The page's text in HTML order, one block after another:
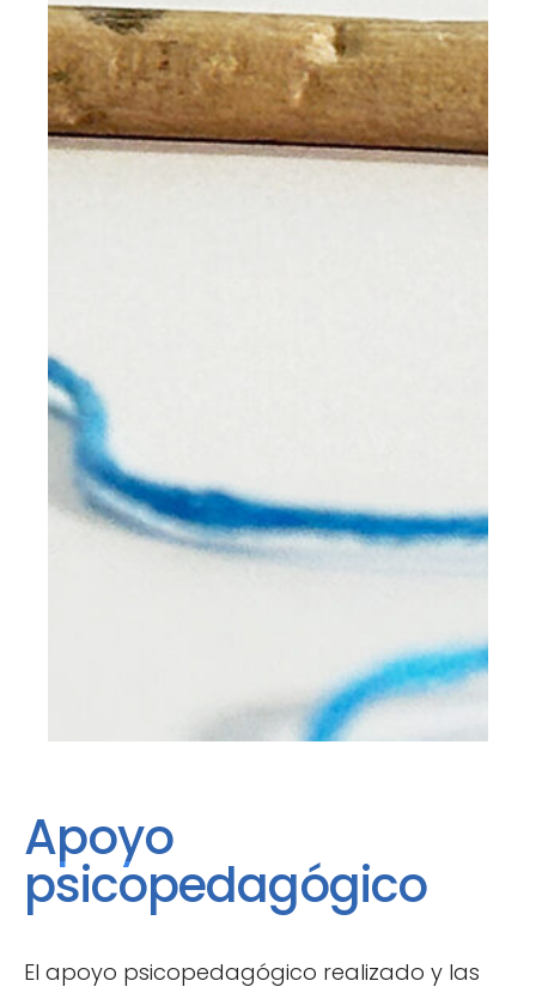
Apoyo
psicopedagógico
El apoyo psicopedagógico realizado y las